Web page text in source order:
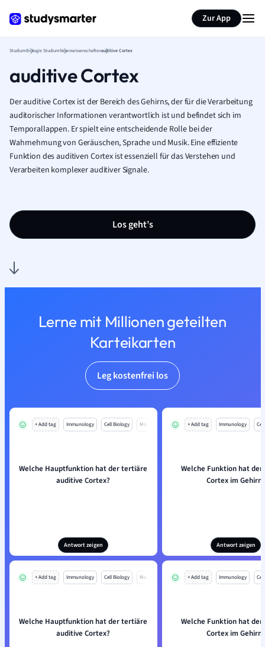
Zur App
StudiumBiologie StudiumNeurowissenschaftenauditive Cortex
auditive Cortex
Der auditive Cortex ist der Bereich des Gehirns, der für die Verarbeitung
auditorischer Informationen verantwortlich ist und befindet sich im
Temporallappen. Er spielt eine entscheidende Rolle bei der
Wahrnehmung von Geräuschen, Sprache und Musik. Eine effiziente
Funktion des auditiven Cortex ist essenziell für das Verstehen und
Verarbeiten komplexer auditiver Signale.
Los geht’s
Lerne mit Millionen geteilten
Karteikarten
Leg kostenfrei los
+ Add tag Immunology Cell Biology Mo
Welche Hauptfunktion hat der tertiäre
auditive Cortex?
Antwort zeigen
+ Add tag Immunology
Welche Funktion hat der
Cortex im Gehirn?
Antwort zeigen
+ Add tag Immunology Cell Biology Mo
Welche Hauptfunktion hat der tertiäre
auditive Cortex?
+ Add tag Immunology
Welche Funktion hat der
Cortex im Gehirn?